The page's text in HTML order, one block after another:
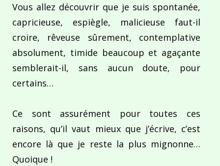
Vous allez découvrir que je suis spontanée,
capricieuse, espiègle, malicieuse faut-il
croire, rêveuse sûrement, contemplative
absolument, timide beaucoup et agaçante
semblerait-il, sans aucun doute, pour
certains…
Ce sont assurément pour toutes ces
raisons, qu’il vaut mieux que j’écrive, c’est
encore là que je reste la plus mignonne…
Quoique !